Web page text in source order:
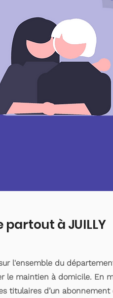
à JUILLY
l'ensemble du
le maintien à domicile. En
titulaires d’un abonnement